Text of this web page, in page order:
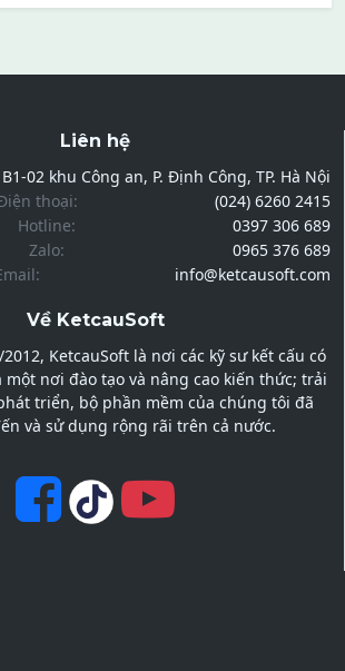
Liên hệ
B1-02 khu Công an, P. Định Công, TP. Hà Nội
thoại:
(024) 6260 2415
Hotline:
0397 306 689
Zalo:
0965 376 689
info@ketcausoft.com
Về KetcauSoft
KetcauSoft là nơi các kỹ sư kết cấu có
nơi đào tạo và nâng cao kiến thức; trải
triển, bộ phần mềm của chúng tôi đã
và sử dụng rộng rãi trên cả nước.